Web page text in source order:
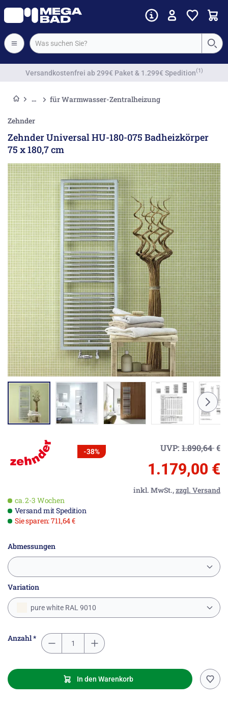
Vorkassenrabatt
für Warmwasser-Zentralheizung
Zehnder
Zehnder Universal HU-180-075 Badheizkörper
75 x 180,7 cm
-38% UVP: 1.890,64€
1.179,00 €
inkl. MwSt.,zzgl. Versand
ca. 2-3 Wochen
Versand mit Spedition
Sie sparen: 711,64 €
Abmessungen
Variation
pure white RAL 9010
Anzahl *
In den Warenkorb